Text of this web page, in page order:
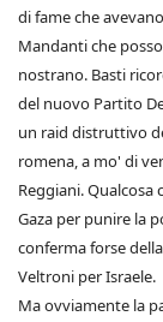
di fame che
Mandanti che
nostrano. Basti
del nuovo Partito
un raid distruttivo
romena, a mo' di
Reggiani. Qualcosa
Gaza per punire la
conferma forse
Veltroni per Israele.
Ma ovviamente la